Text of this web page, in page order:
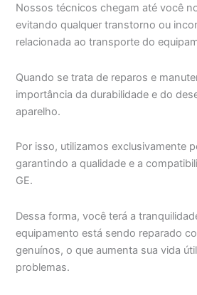
Nossos técnicos chegam até você
evitando qualquer transtorno ou
relacionada ao transporte do
Quando se trata de reparos e
importância da durabilidade e do
aparelho.
Por isso, utilizamos exclusivamente
garantindo a qualidade e a
GE.
Dessa forma, você terá a
equipamento está sendo reparado
genuínos, o que aumenta sua vida
problemas.